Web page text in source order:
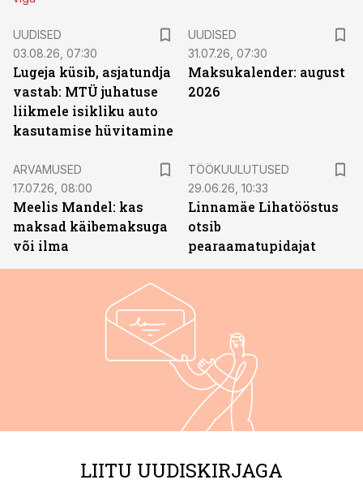
UUDISED
03.08.26, 07:30
Lugeja küsib, asjatundja
vastab: MTÜ juhatuse
liikmele isikliku auto
kasutamise hüvitamine
UUDISED
31.07.26, 07:30
Maksukalender: august
2026
ARVAMUSED
17.07.26, 08:00
Meelis Mandel: kas
maksad käibemaksuga
või ilma
TÖÖKUULUTUSED
29.06.26, 10:33
Linnamäe Lihatööstus
otsib
pearaamatupidajat
LIITU UUDISKIRJAGA